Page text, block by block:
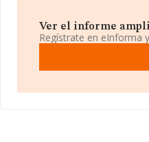
Ver el informe
Regístrate en eInforma